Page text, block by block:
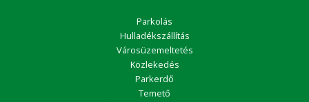
Parkolás
Hulladékszállítás
Városüzemeltetés
Közlekedés
Parkerdő
Temető